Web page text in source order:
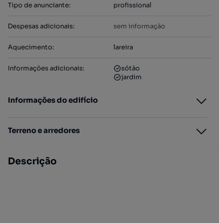
Tipo de anunciante: profissional
Despesas adicionais: sem informação
Aquecimento: lareira
Informações adicionais:
sótão
jardim
Informações do edifício
Terreno e arredores
Descrição